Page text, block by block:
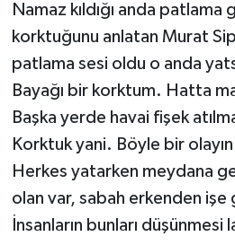
Namaz kıldığı anda
korktuğunu anlatan Murat
patlama sesi oldu o anda
Bayağı bir korktum. Hatta
Başka yerde havai fişek
Korktuk yani. Böyle bir
Herkes yatarken meydana
olan var, sabah erkenden işe
İnsanların bunları